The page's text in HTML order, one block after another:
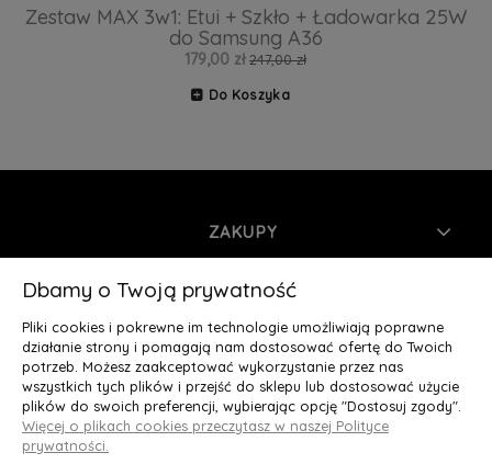
Zestaw MAX 3w1: Etui + Szkło + Ładowarka 25W
do Samsung A36
179,00 zł 247,00 zł
Do Koszyka
ZAKUPY
INFORMACJE
MOJE KONTO
O NAS
Deluxury.pl
Dbamy o Twoją prywatność
Pliki cookies i pokrewne im technologie umożliwiają poprawne
działanie strony i pomagają nam dostosować ofertę do Twoich
potrzeb. Możesz zaakceptować wykorzystanie przez nas
wszystkich tych plików i przejść do sklepu lub dostosować użycie
plików do swoich preferencji, wybierając opcję "Dostosuj zgody".
Więcej o plikach cookies przeczytasz w naszej Polityce
prywatności.